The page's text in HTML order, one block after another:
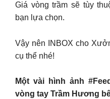
Giá vòng trầm sẽ tùy
bạn lựa chọn.
Vậy nên INBOX cho
cụ thể nhé!
Một vài hình ảnh
vòng tay Trầm Hương